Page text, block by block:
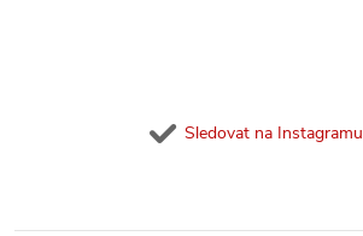
Sledovat na Instagramu